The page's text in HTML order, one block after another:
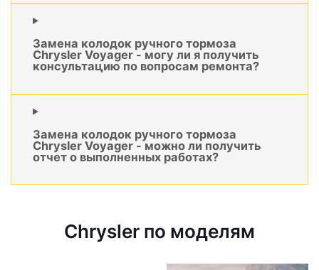
Замена колодок ручного тормоза
Chrysler Voyager - могу ли я получить
консультацию по вопросам ремонта?
Замена колодок ручного тормоза
Chrysler Voyager - можно ли получить
отчет о выполненных работах?
Chrysler по моделям